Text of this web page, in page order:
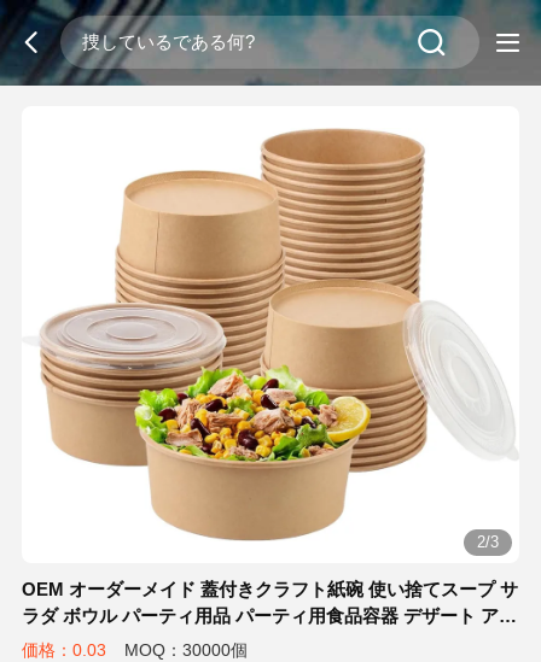
2/3
OEM オーダーメイド 蓋付きクラフト紙碗 使い捨てスープ サ
ラダ ボウル パーティ用品 パーティ用食品容器 デザート アイ
スクリームヨーグルト
価格：0.03 MOQ：30000個